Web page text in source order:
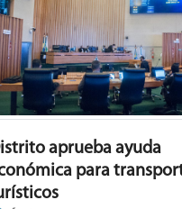
aprueba ayuda
para